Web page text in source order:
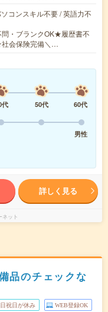
コンスキル不要 / 英語力不
・ブランクOK★履歴書不
会保険完備＼…
代 50代
60代
男性
詳しく見る
ネット
品のチェックな
祝日が休み WEB登録OK